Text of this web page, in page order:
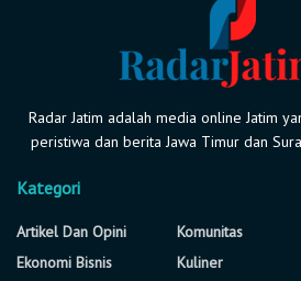
Radar Jatim adalah media online Jatim
peristiwa dan berita Jawa Timur dan
Kategori
Artikel Dan Opini
Ekonomi Bisnis
Komunitas
Kuliner